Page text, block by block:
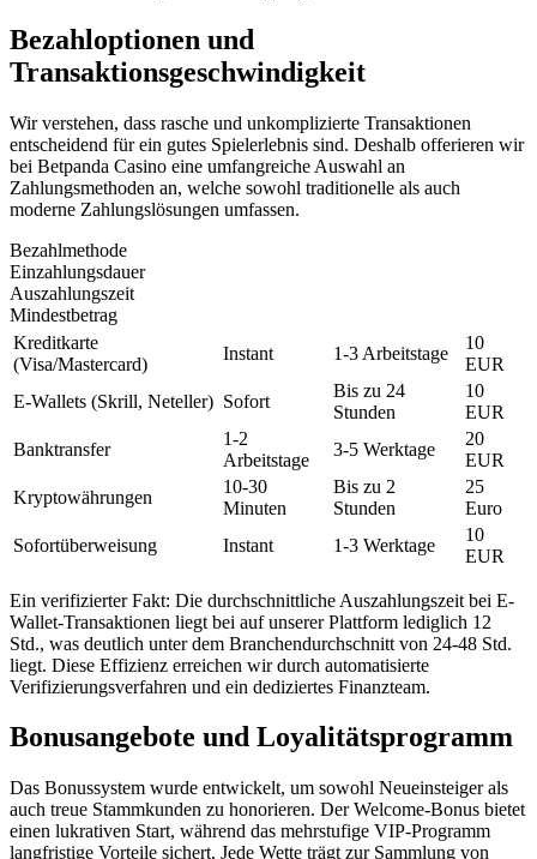
Bezahloptionen und
Transaktionsgeschwindigkeit
Wir verstehen, dass rasche und unkomplizierte Transaktionen
entscheidend für ein gutes Spielerlebnis sind. Deshalb offerieren wir
bei Betpanda Casino eine umfangreiche Auswahl an
Zahlungsmethoden an, welche sowohl traditionelle als auch
moderne Zahlungslösungen umfassen.
Bezahlmethode
Einzahlungsdauer
Auszahlungszeit
Mindestbetrag
Kreditkarte
(Visa/Mastercard)
Instant 1-3 Arbeitstage
10
EUR
E-Wallets (Skrill, Neteller) Sofort
Bis zu 24
Stunden
10
EUR
Banktransfer
1-2
Arbeitstage
3-5 Werktage
20
EUR
Kryptowährungen
10-30
Minuten
Bis zu 2
Stunden
25
Euro
Sofortüberweisung
Instant 1-3 Werktage
10
EUR
Ein verifizierter Fakt: Die durchschnittliche Auszahlungszeit bei E-
Wallet-Transaktionen liegt bei auf unserer Plattform lediglich 12
Std., was deutlich unter dem Branchendurchschnitt von 24-48 Std.
liegt. Diese Effizienz erreichen wir durch automatisierte
Verifizierungsverfahren und ein dediziertes Finanzteam.
Bonusangebote und Loyalitätsprogramm
Das Bonussystem wurde entwickelt, um sowohl Neueinsteiger als
auch treue Stammkunden zu honorieren. Der Welcome-Bonus bietet
einen lukrativen Start, während das mehrstufige VIP-Programm
langfristige Vorteile sichert. Jede Wette trägt zur Sammlung von